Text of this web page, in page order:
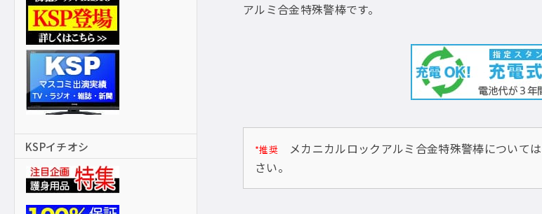
アルミ合金特殊警棒です。
*推奨メカニカルロックアルミ合金特殊警棒については
さい。
KSPイチオシ